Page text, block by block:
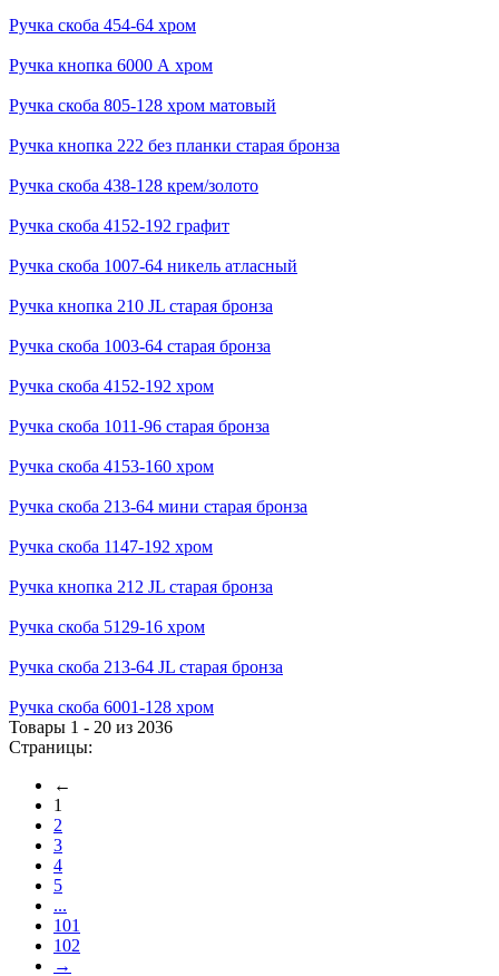
Ручка скоба 454-64 хром
Ручка кнопка 6000 А хром
Ручка скоба 805-128 хром матовый
Ручка кнопка 222 без планки старая бронза
Ручка скоба 438-128 крем/золото
Ручка скоба 4152-192 графит
Ручка скоба 1007-64 никель атласный
Ручка кнопка 210 JL старая бронза
Ручка скоба 1003-64 старая бронза
Ручка скоба 4152-192 хром
Ручка скоба 1011-96 старая бронза
Ручка скоба 4153-160 хром
Ручка скоба 213-64 мини старая бронза
Ручка скоба 1147-192 хром
Ручка кнопка 212 JL старая бронза
Ручка скоба 5129-16 хром
Ручка скоба 213-64 JL старая бронза
Ручка скоба 6001-128 хром
Товары 1 - 20 из 2036
Страницы:
←
1
2
3
4
5
...
101
102
→